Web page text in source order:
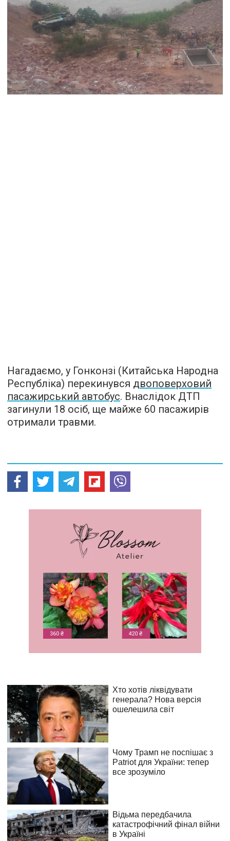
Нагадаємо, у Гонконзі (Китайська Народна
Республіка) перекинувся двоповерховий
пасажирський автобус. Внаслідок ДТП
загинули 18 осіб, ще майже 60 пасажирів
отримали травми.